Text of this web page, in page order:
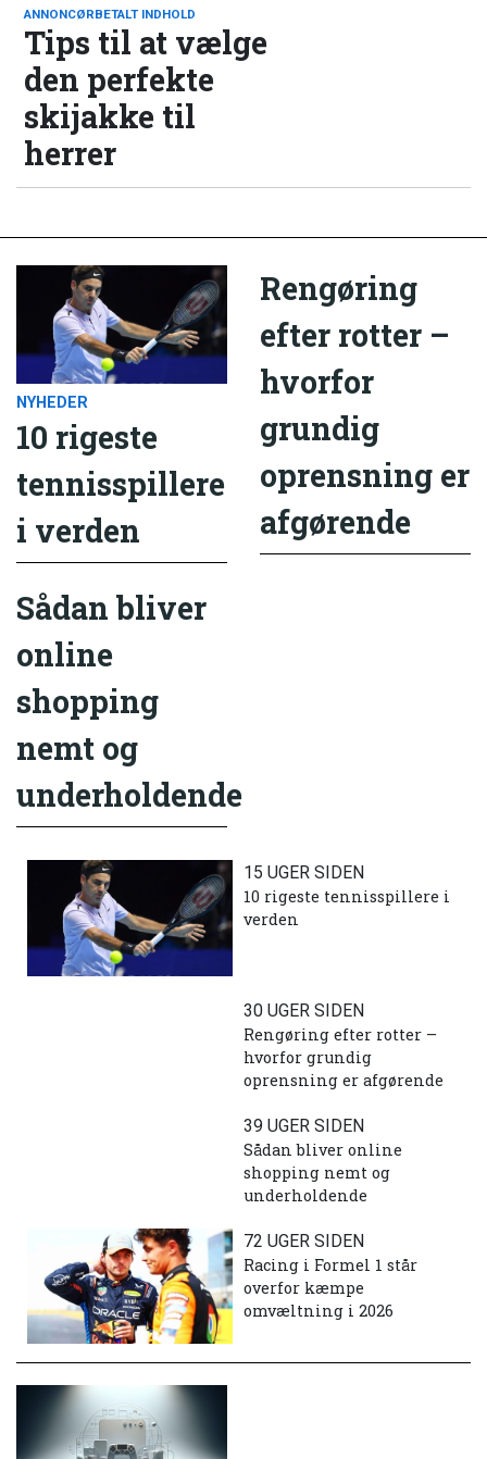
ANNONCØRBETALT INDHOLD
Tips til at vælge
den perfekte
skijakke til
herrer
NYHEDER
10 rigeste
tennisspillere
i verden
Rengøring
efter rotter –
hvorfor
grundig
oprensning er
afgørende
Sådan bliver
online
shopping
nemt og
underholdende
15 UGER SIDEN
10 rigeste tennisspillere i
verden
30 UGER SIDEN
Rengøring efter rotter –
hvorfor grundig
oprensning er afgørende
39 UGER SIDEN
Sådan bliver online
shopping nemt og
underholdende
72 UGER SIDEN
Racing i Formel 1 står
overfor kæmpe
omvæltning i 2026